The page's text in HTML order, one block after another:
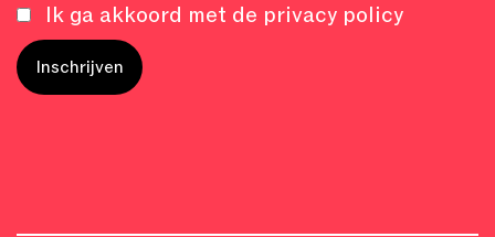
Ik ga akkoord met de privacy policy